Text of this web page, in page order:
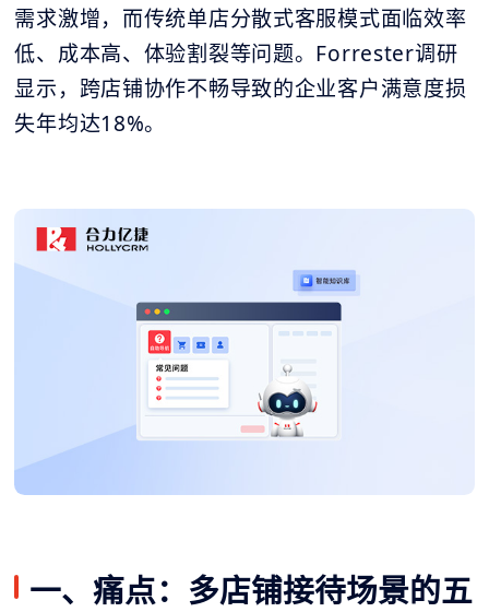
需求激增，而传统单店分散式客服模式面临效率
低、成本高、体验割裂等问题。Forrester调研
显示，跨店铺协作不畅导致的企业客户满意度损
失年均达18%。
一、痛点：多店铺接待场景的五